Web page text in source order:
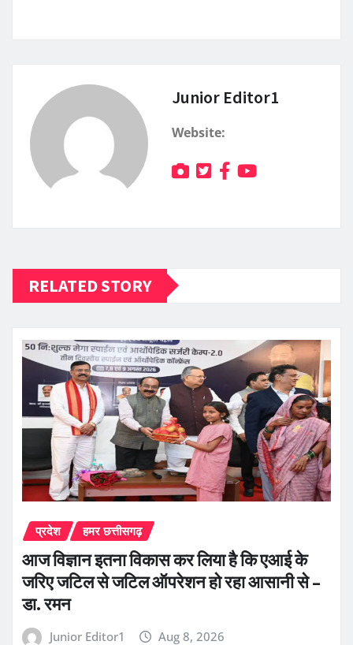
Junior Editor1
Website:
RELATED STORY
प्रदेश हमर छत्तीसगढ़
आज विज्ञान इतना विकास कर लिया है कि एआई के
जरिए जटिल से जटिल ऑपरेशन हो रहा आसानी से –
डा. रमन
Junior Editor1 Aug 8, 2026